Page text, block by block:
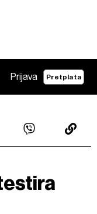
Prijava Pretplata